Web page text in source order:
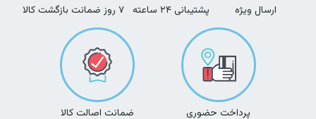
ارسال ویژه پشتیبانی ۲۴ ساعته ۷ روز ضمانت بازگشت کالا
پرداخت حضوری ضمانت اصالت کالا